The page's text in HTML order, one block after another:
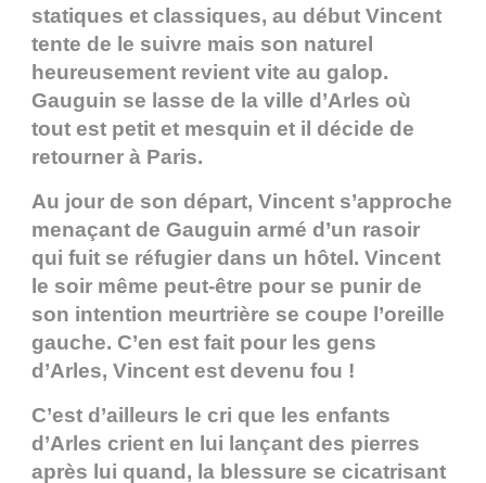
statiques et classiques, au début Vincent
tente de le suivre mais son naturel
heureusement revient vite au galop.
Gauguin se lasse de la ville d’Arles où
tout est petit et mesquin et il décide de
retourner à Paris.
Au jour de son départ, Vincent s’approche
menaçant de Gauguin armé d’un rasoir
qui fuit se réfugier dans un hôtel. Vincent
le soir même peut-être pour se punir de
son intention meurtrière se coupe l’oreille
gauche. C’en est fait pour les gens
d’Arles, Vincent est devenu fou !
C’est d’ailleurs le cri que les enfants
d’Arles crient en lui lançant des pierres
après lui quand, la blessure se cicatrisant